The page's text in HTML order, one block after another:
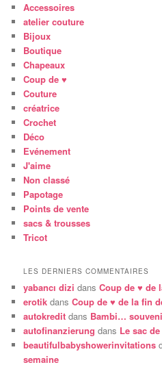
Accessoires
atelier couture
Bijoux
Boutique
Chapeaux
Coup de ♥
Couture
créatrice
Crochet
Déco
Evénement
J'aime
Non classé
Papotage
Points de vente
sacs & trousses
Tricot
LES DERNIERS COMMENTAIRES
yabancı dizi dansCoup de ♥ de
erotik dansCoup de ♥ de la fin
autokredit dans Bambi…
autofinanzierung dans Le sac
beautifulbabyshowerinvitations
semaine